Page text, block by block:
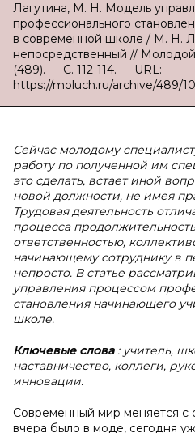
Лагутина, М. Н. Модель
профессионального
в современной школе / М. Н.
непосредственный //
(489). — С. 112-114. — URL:
https://moluch.ru/archive/489/
Сейчас молодому
работу по полученной им
это сделать, встает иной
новой должности, не имея
Трудовая деятельность
процесса
ответственностью,
начинающему сотруднику в
непросто. В статье
управления процессом
становления начинающего
школе.
Ключевые слова : учитель,
наставничество, коллеги,
инновации.
Современный мир меняется с
вчера было в моде, сегодня